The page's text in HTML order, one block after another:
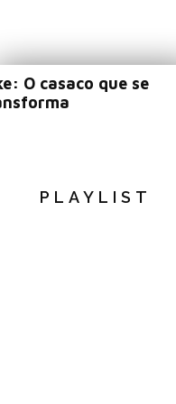
O casaco que se
PLAYLIST